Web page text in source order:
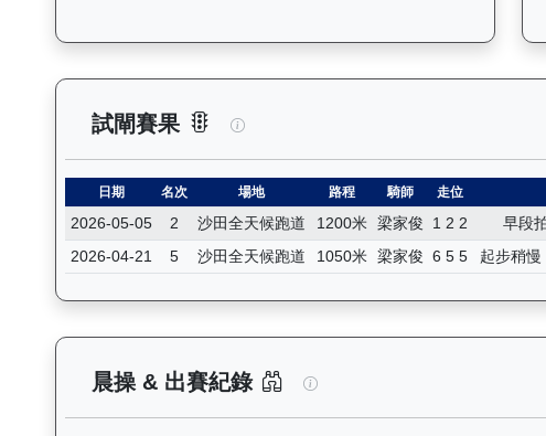
試閘賽果 閃電奇駿（L362）— 試閘賽
日期 名次 場地 路程 騎師 走位
2026-05-05 2 沙田全天候跑道 1200米 梁家俊 1 2 2
早段
2026-04-21
5 沙田全天候跑道 1050米 梁家俊 6 5 5 起步稍慢
晨操 & 出賽紀錄 閃電奇駿（L362）—